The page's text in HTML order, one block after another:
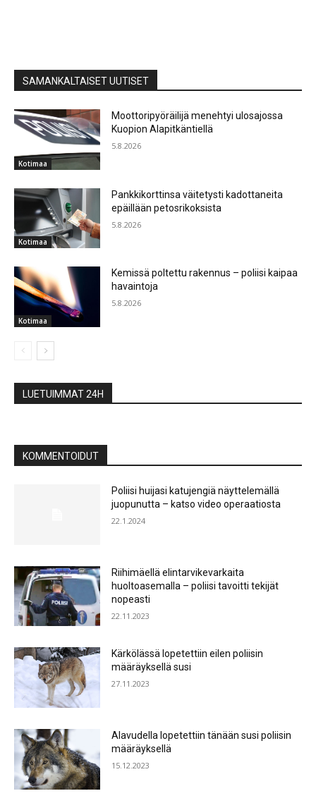
SAMANKALTAISET UUTISET
Kotimaa
Moottoripyöräilijä menehtyi ulosajossa
Kuopion Alapitkäntiellä
5.8.2026
Kotimaa
Pankkikorttinsa väitetysti kadottaneita
epäillään petosrikoksista
5.8.2026
Kotimaa
Kemissä poltettu rakennus – poliisi kaipaa
havaintoja
5.8.2026
LUETUIMMAT 24H
KOMMENTOIDUT
Poliisi huijasi katujengiä näyttelemällä
juopunutta – katso video operaatiosta
22.1.2024
Riihimäellä elintarvikevarkaita
huoltoasemalla – poliisi tavoitti tekijät
nopeasti
22.11.2023
Kärkölässä lopetettiin eilen poliisin
määräyksellä susi
27.11.2023
Alavudella lopetettiin tänään susi poliisin
määräyksellä
15.12.2023